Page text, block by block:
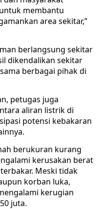
membantu
area sekitar,”
berlangsung sekitar
dikendalikan sekitar
berbagai pihak di
petugas juga
aliran listrik di
potensi kebakaran
berukuran kurang
kerusakan berat
Meski tidak
korban luka,
kerugian
juta.